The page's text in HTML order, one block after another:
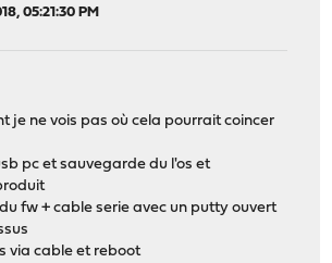
05:21:30 PM
je ne vois pas où cela pourrait coincer
pc et sauvegarde du l'os et
fw + cable serie avec un putty ouvert
via cable et reboot